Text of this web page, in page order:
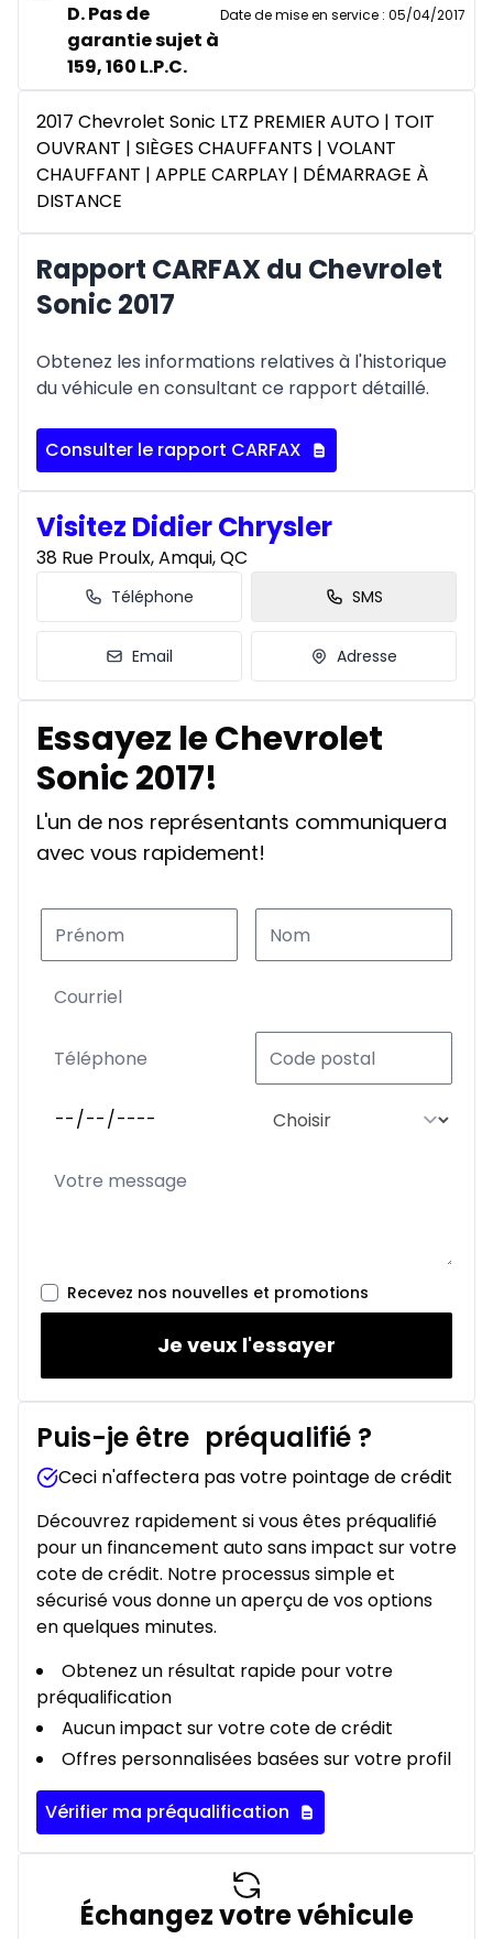
D. Pas de
garantie sujet à
159, 160 L.P.C.
Date de mise en service : 05/04/2017
2017 Chevrolet Sonic LTZ PREMIER AUTO | TOIT
OUVRANT | SIÈGES CHAUFFANTS | VOLANT
CHAUFFANT | APPLE CARPLAY | DÉMARRAGE À
DISTANCE
Rapport CARFAX du Chevrolet
Sonic 2017
Obtenez les informations relatives à l'historique
du véhicule en consultant ce rapport détaillé.
Consulter le rapport CARFAX
Visitez Didier Chrysler
38 Rue Proulx, Amqui, QC
Téléphone SMS
Email Adresse
Essayez le Chevrolet
Sonic 2017!
L'un de nos représentants communiquera
avec vous rapidement!
Recevez nos nouvelles et promotions
Je veux l'essayer
Puis-je être préqualifié ?
Ceci n'affectera pas votre pointage de crédit
Découvrez rapidement si vous êtes préqualifié
pour un financement auto sans impact sur votre
cote de crédit. Notre processus simple et
sécurisé vous donne un aperçu de vos options
en quelques minutes.
Obtenez un résultat rapide pour votre
préqualification
Aucun impact sur votre cote de crédit
Offres personnalisées basées sur votre profil
Vérifier ma préqualification
Échangez votre véhicule